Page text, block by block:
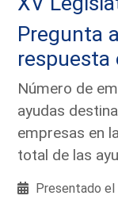
Pregunta
respuesta
Número de
ayudas
empresas en
total de las
Presentado